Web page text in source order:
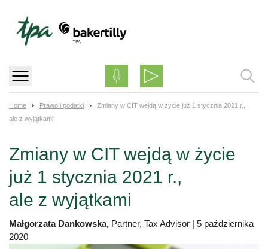
content
Home Prawo i podatki
Zmiany w CIT wejdą w życie już 1 stycznia 2021 r.,
ale z wyjątkami
Zmiany w CIT wejdą w życie
już 1 stycznia 2021 r.,
ale z wyjątkami
Małgorzata Dankowska, Partner, Tax Advisor | 5 października
2020